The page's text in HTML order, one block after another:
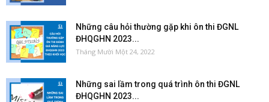
Những câu hỏi thường gặp khi ôn thi ĐGNL
ĐHQGHN 2023...
Tháng Mười Một 24, 2022
Những sai lầm trong quá trình ôn thi ĐGNL
ĐHQGHN 2023...